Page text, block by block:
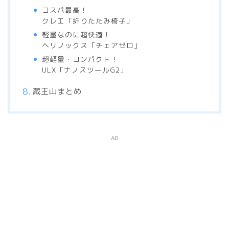
コスパ最高！
クレエ「折りたたみ椅子」
軽量なのに超快適！
ヘリノックス「チェアゼロ」
超軽量・コンパクト！
ULX「ナノスツールG2」
蔵王山まとめ
AD